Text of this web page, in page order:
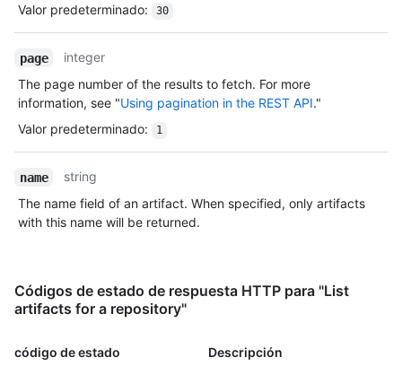
Valor predeterminado: 30
page
integer
The page number of the results to fetch. For more
information, see "Using pagination in the REST API."
Valor predeterminado: 1
name
string
The name field of an artifact. When specified, only artifacts
with this name will be returned.
Códigos de estado de respuesta HTTP para "List
artifacts for a repository"
código de estado Descripción